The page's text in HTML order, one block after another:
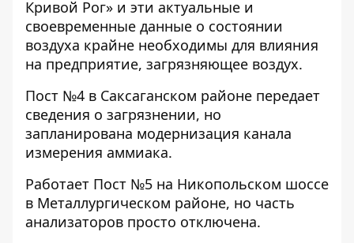
Кривой Рог» и эти актуальные и
своевременные данные о состоянии
воздуха крайне необходимы для влияния
на предприятие, загрязняющее воздух.
Пост №4 в Саксаганском районе передает
сведения о загрязнении, но
запланирована модернизация канала
измерения аммиака.
Работает Пост №5 на Никопольском шоссе
в Металлургическом районе, но часть
анализаторов просто отключена.